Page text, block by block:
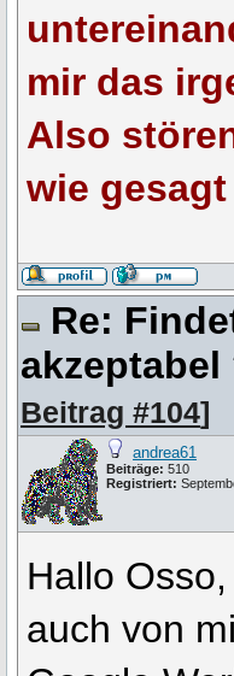
mir das
Also
wie
Re:
akzeptabel
Beitrag #104]
andrea61
Beiträge: 510
Registriert:
Hallo Osso,
auch von